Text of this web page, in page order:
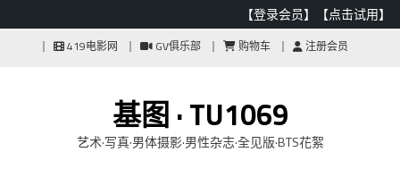
【登录会员】 【点击试用】
419电影网 GV俱乐部 购物车 注册会员
基图 · TU1069
艺术·写真·男体摄影·男性杂志·全见版·BTS花絮